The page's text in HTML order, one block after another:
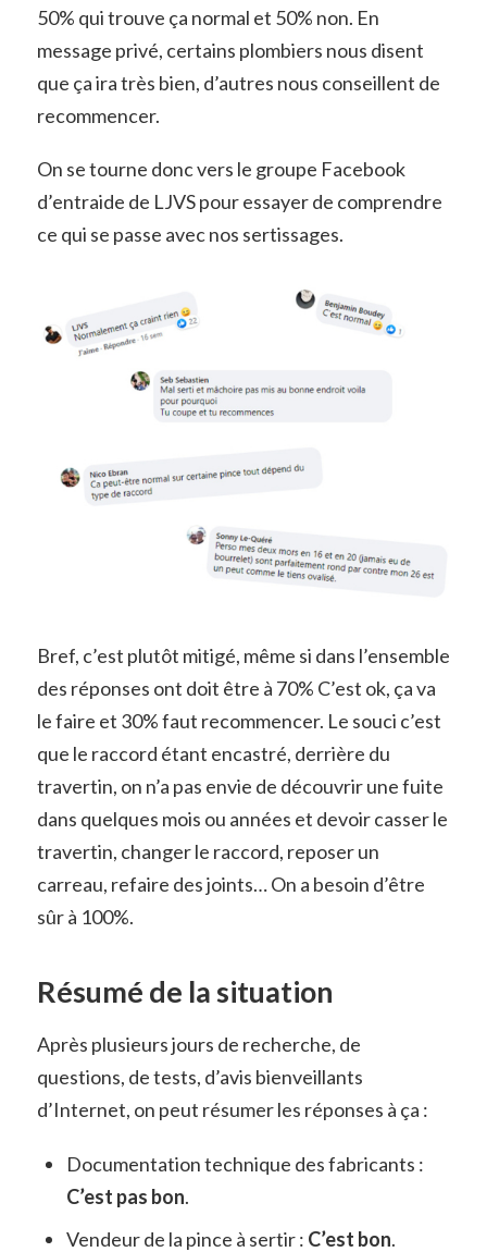
50% qui trouve ça normal et 50% non. En
message privé, certains plombiers nous disent
que ça ira très bien, d’autres nous conseillent de
recommencer.
On se tourne donc vers le groupe Facebook
d’entraide de LJVS pour essayer de comprendre
ce qui se passe avec nos sertissages.
Bref, c’est plutôt mitigé, même si dans l’ensemble
des réponses ont doit être à 70% C’est ok, ça va
le faire et 30% faut recommencer. Le souci c’est
que le raccord étant encastré, derrière du
travertin, on n’a pas envie de découvrir une fuite
dans quelques mois ou années et devoir casser le
travertin, changer le raccord, reposer un
carreau, refaire des joints… On a besoin d’être
sûr à 100%.
Résumé de la situation
Après plusieurs jours de recherche, de
questions, de tests, d’avis bienveillants
d’Internet, on peut résumer les réponses à ça :
Documentation technique des fabricants :
C’est pas bon.
Vendeur de la pince à sertir : C’est bon.